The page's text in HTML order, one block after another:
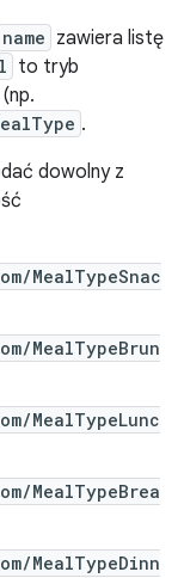
name zawiera listę
to tryb
.
dowolny z
MealTypeSnac
MealTypeBrun
MealTypeLunc
MealTypeBrea
MealTypeDinn